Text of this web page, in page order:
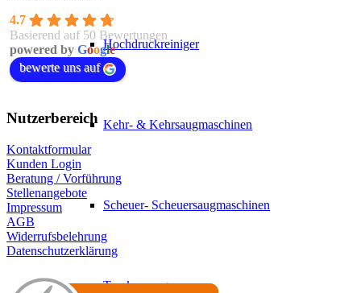
Hochdruckreiniger
Kehr- & Kehrsaugmaschinen
Scheuer- Scheuersaugmaschinen
Trockensauger
4.7
Basierend auf 50 Bewertungen
powered by Google
bewerte uns auf
Nutzerbereich
Kontaktformular
Kunden Login
Beratung / Vorführung
Stellenangebote
Impressum
AGB
Widerrufsbelehrung
Datenschutzerklärung